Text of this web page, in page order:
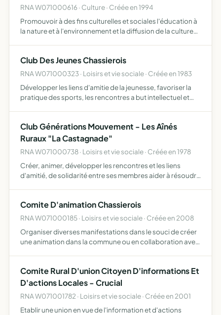
RNA W071000616 · Culture · Créée en 1994
Promouvoir à des fins culturelles et sociales l'éducation à
la nature et à l'environnement et la diffusion de la culture
Club Des Jeunes Chassierois
RNA W071000323 · Loisirs et vie sociale · Créée en 1983
Développer les liens d'amitie de la jeunesse, favoriser la
pratique des sports, les rencontres a but intellectuel et
Club Générations Mouvement - Les Aînés
Ruraux "La Castagnade"
RNA W071000738 · Loisirs et vie sociale · Créée en 1978
Créer, animer, développer les rencontres et les liens
d'amitié, de solidarité entre ses membres aider à résoudre
Comite D'animation Chassierois
RNA W071000185 · Loisirs et vie sociale · Créée en 2008
Organiser diverses manifestations dans le souci de créer
une animation dans la commune ou en collaboration avec
pécun…
Comite Rural D'union Citoyen D'informations Et
D'actions Locales - Crucial
RNA W071001782 · Loisirs et vie sociale · Créée en 2001
Etablir une union en vue de l'information et d'actions